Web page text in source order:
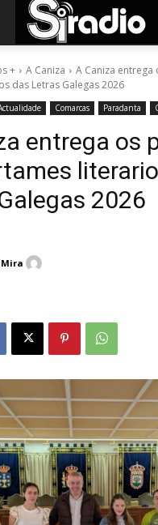
+ A Caniza
A Caniza
das Letras Galegas 2026
Comarcas Paradanta
entrega os
2026
Mira